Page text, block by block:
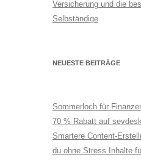
Versicherung und die
Selbständige
NEUESTE BEITRÄGE
Sommerloch für
70 % Rabatt auf
Smartere Content-
du ohne Stress Inhalte